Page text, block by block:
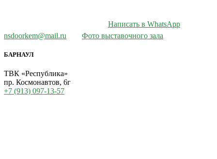
Написать в WhatsApp
nsdoorkem@mail.ru
Фото выставочного зала
БАРНАУЛ
ТВК «Республика»
пр. Космонавтов, 6г
+7 (913) 097-13-57